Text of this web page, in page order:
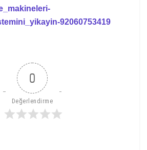
92060753419
0
Değerlendirme